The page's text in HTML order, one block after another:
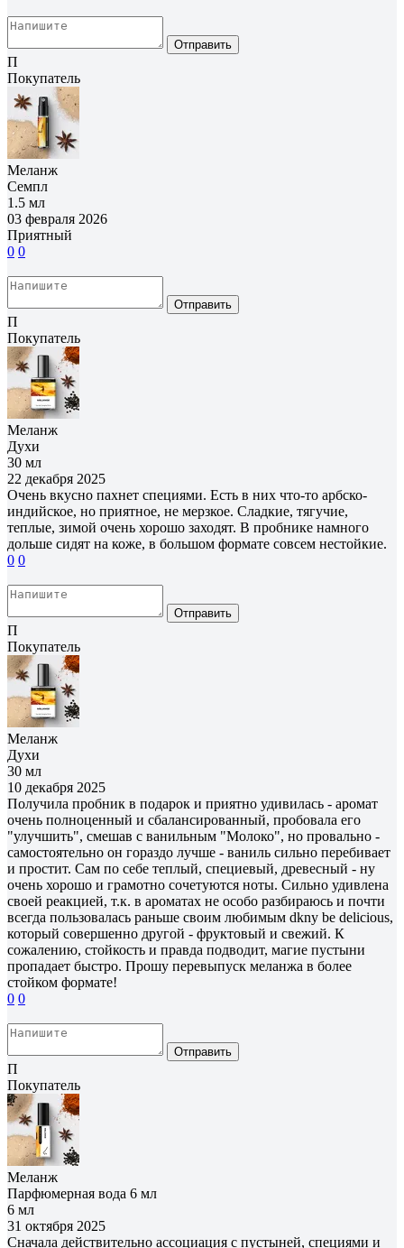
Отправить
П
Покупатель
Меланж
Семпл
1.5 мл
03 февраля 2026
Приятный
0 0
Отправить
П
Покупатель
Меланж
Духи
30 мл
22 декабря 2025
Очень вкусно пахнет специями. Есть в них что-то арбско-
индийское, но приятное, не мерзкое. Сладкие, тягучие,
теплые, зимой очень хорошо заходят. В пробнике намного
дольше сидят на коже, в большом формате совсем нестойкие.
0 0
Отправить
П
Покупатель
Меланж
Духи
30 мл
10 декабря 2025
Получила пробник в подарок и приятно удивилась - аромат
очень полноценный и сбалансированный, пробовала его
"улучшить", смешав с ванильным "Молоко", но провально -
самостоятельно он гораздо лучше - ваниль сильно перебивает
и простит. Сам по себе теплый, специевый, древесный - ну
очень хорошо и грамотно сочетуются ноты. Сильно удивлена
своей реакцией, т.к. в ароматах не особо разбираюсь и почти
всегда пользовалась раньше своим любимым dkny be delicious,
который совершенно другой - фруктовый и свежий. К
сожалению, стойкость и правда подводит, магие пустыни
пропадает быстро. Прошу перевыпуск меланжа в более
стойком формате!
0 0
Отправить
П
Покупатель
Меланж
Парфюмерная вода 6 мл
6 мл
31 октября 2025
Сначала действительно ассоциация с пустыней, специями и